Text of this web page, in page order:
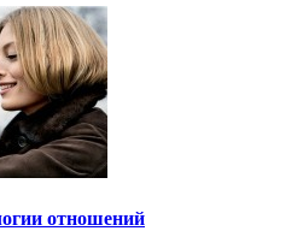
отношений